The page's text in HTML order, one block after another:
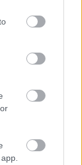
hétre
egyre
kaphat és